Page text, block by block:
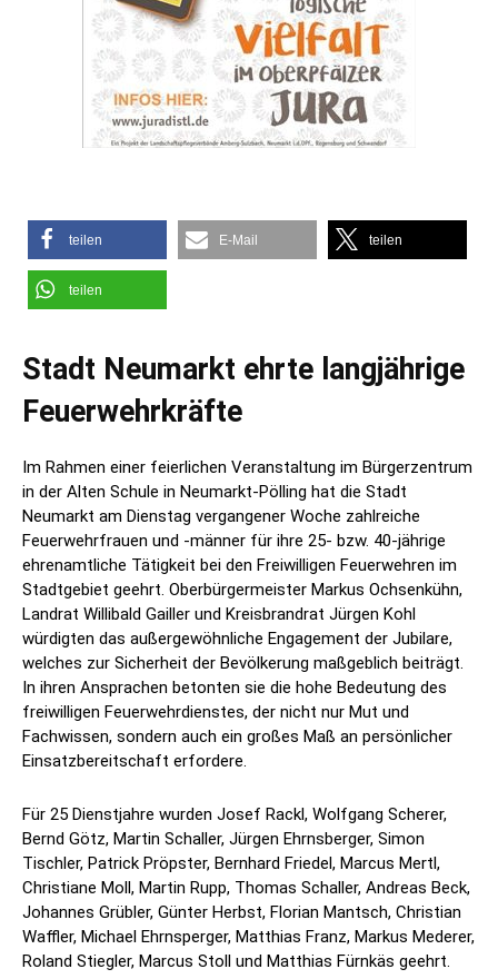
teilen E-Mail teilen
teilen
Stadt Neumarkt ehrte langjährige
Feuerwehrkräfte
Im Rahmen einer feierlichen Veranstaltung im Bürgerzentrum
in der Alten Schule in Neumarkt‑Pölling hat die Stadt
Neumarkt am Dienstag vergangener Woche zahlreiche
Feuerwehrfrauen und -männer für ihre 25‑ bzw. 40‑jährige
ehrenamtliche Tätigkeit bei den Freiwilligen Feuerwehren im
Stadtgebiet geehrt. Oberbürgermeister Markus Ochsenkühn,
Landrat Willibald Gailler und Kreisbrandrat Jürgen Kohl
würdigten das außergewöhnliche Engagement der Jubilare,
welches zur Sicherheit der Bevölkerung maßgeblich beiträgt.
In ihren Ansprachen betonten sie die hohe Bedeutung des
freiwilligen Feuerwehrdienstes, der nicht nur Mut und
Fachwissen, sondern auch ein großes Maß an persönlicher
Einsatzbereitschaft erfordere.
Für 25 Dienstjahre wurden Josef Rackl, Wolfgang Scherer,
Bernd Götz, Martin Schaller, Jürgen Ehrnsberger, Simon
Tischler, Patrick Pröpster, Bernhard Friedel, Marcus Mertl,
Christiane Moll, Martin Rupp, Thomas Schaller, Andreas Beck,
Johannes Grübler, Günter Herbst, Florian Mantsch, Christian
Waffler, Michael Ehrnsperger, Matthias Franz, Markus Mederer,
Roland Stiegler, Marcus Stoll und Matthias Fürnkäs geehrt.